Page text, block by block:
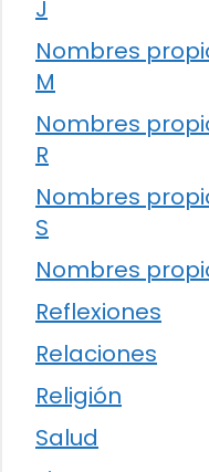
J
Nombres
M
Nombres
R
Nombres
S
Nombres
Reflexiones
Relaciones
Religión
Salud